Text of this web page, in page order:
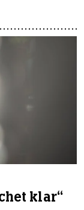
klar“